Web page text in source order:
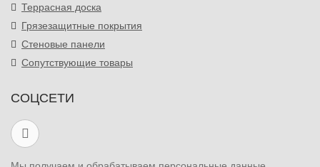
Террасная доска
Грязезащитные покрытия
Стеновые панели
Сопутствующие товары
СОЦСЕТИ